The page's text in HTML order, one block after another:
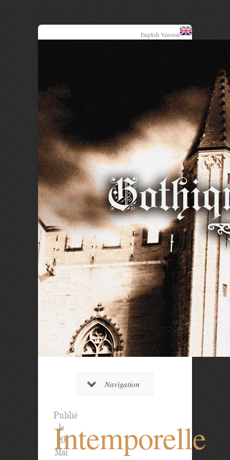
English Version
Navigation
Intemporelle
Publié
le
20
Mai